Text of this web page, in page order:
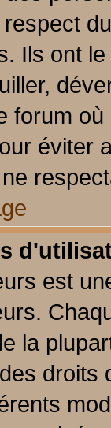
Ils ont
forum
éviter
est
la